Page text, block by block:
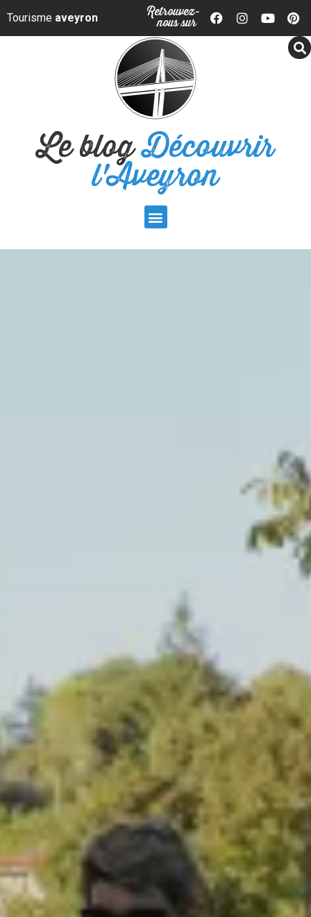
Panneau de gestion des cookies
Tourisme aveyron Retrouvez-
nous sur
Le blogDécouvrir
l'Aveyron